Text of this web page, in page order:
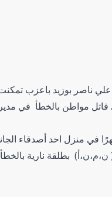
ناصر بوزيد باعزب
في منزل احد أصدقاء
بطلقة نارية